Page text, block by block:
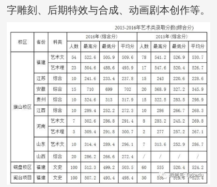
字雕刻、后期特效与合成、动画剧本创作等。